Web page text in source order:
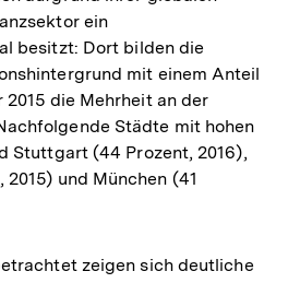
ein
besitzt: Dort bilden die
mit einem Anteil
2015 die Mehrheit an der
Städte mit hohen
Stuttgart (44 Prozent, 2016),
und München (41
zeigen sich deutliche